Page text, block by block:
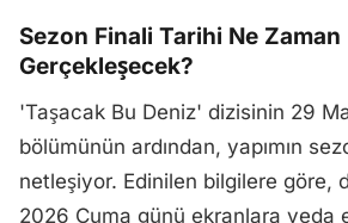
Sezon Finali Tarihi Ne Zaman
Gerçekleşecek?
'Taşacak Bu Deniz' dizisinin 29
bölümünün ardından, yapımın
netleşiyor. Edinilen bilgilere göre,
2026 Cuma günü ekranlara veda